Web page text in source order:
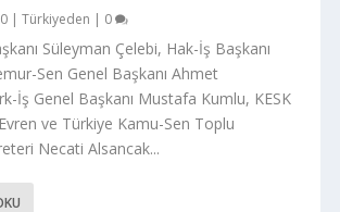
|Türkiyeden | 0
Süleyman Çelebi, Hak-İş Başkanı
Sen Genel Başkanı Ahmet
İş Genel Başkanı Mustafa Kumlu, KESK
ve Türkiye Kamu-Sen Toplu
Necati Alsancak...